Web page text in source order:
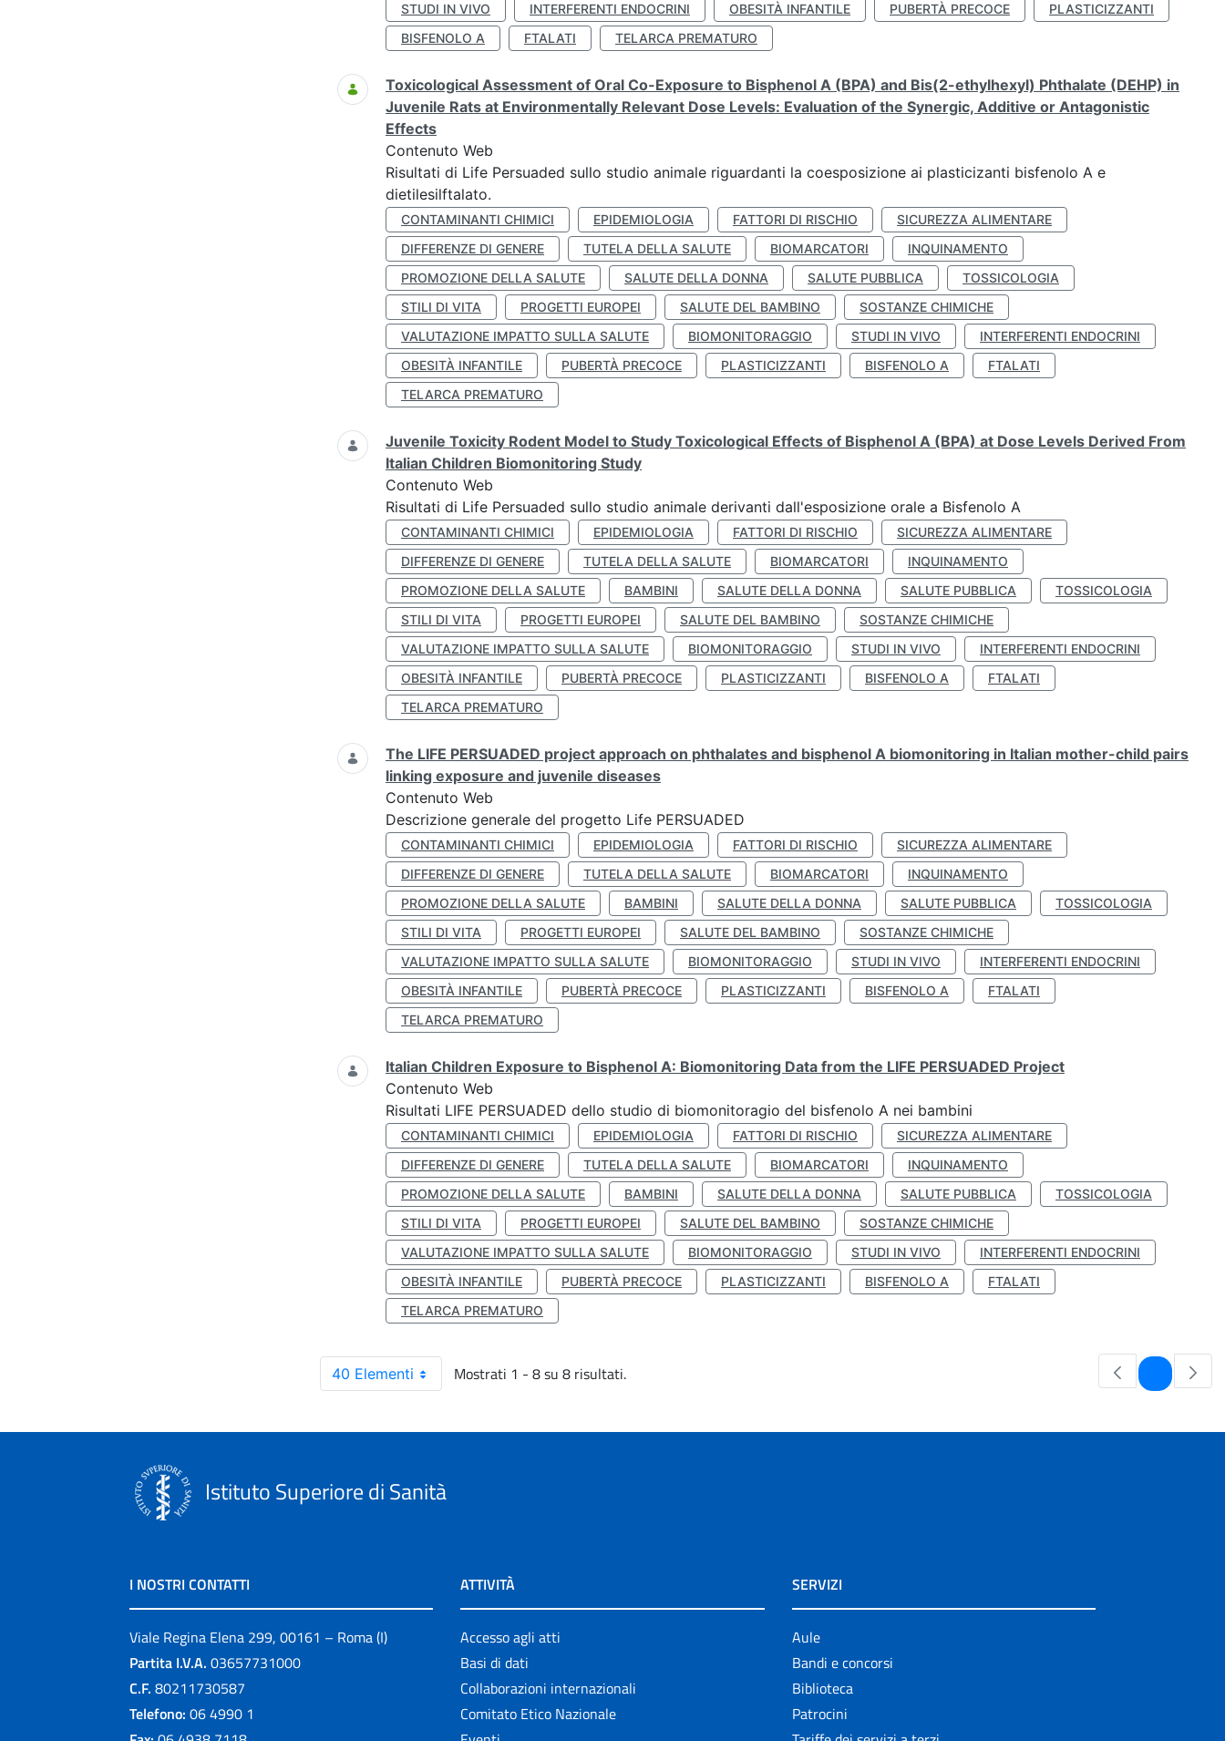
STUDI IN VIVO
INTERFERENTI ENDOCRINI OBESITÀ INFANTILE PUBERTÀ PRECOCE
PLASTICIZZANTI
BISFENOLO A
FTALATI TELARCA PREMATURO
Toxicological Assessment of Oral Co-Exposure to Bisphenol A (BPA) and Bis(2-ethylhexyl) Phthalate (DEHP) in
Juvenile Rats at Environmentally Relevant Dose Levels: Evaluation of the Synergic, Additive or Antagonistic
Effects
Contenuto Web
Risultati di Life Persuaded sullo studio animale riguardanti la coesposizione ai plasticizanti bisfenolo A e
dietilesilftalato.
CONTAMINANTI CHIMICI EPIDEMIOLOGIA FATTORI DI RISCHIO
SICUREZZA ALIMENTARE
DIFFERENZE DI GENERE
TUTELA DELLA SALUTE BIOMARCATORI
INQUINAMENTO
PROMOZIONE DELLA SALUTE
SALUTE DELLA DONNA SALUTE PUBBLICA
TOSSICOLOGIA
STILI DI VITA
PROGETTI EUROPEI SALUTE DEL BAMBINO
SOSTANZE CHIMICHE
VALUTAZIONE IMPATTO SULLA SALUTE
BIOMONITORAGGIO STUDI IN VIVO
INTERFERENTI ENDOCRINI
OBESITÀ INFANTILE
PUBERTÀ PRECOCE PLASTICIZZANTI BISFENOLO A
FTALATI
TELARCA PREMATURO
Juvenile Toxicity Rodent Model to Study Toxicological Effects of Bisphenol A (BPA) at Dose Levels Derived From
Italian Children Biomonitoring Study
Contenuto Web
Risultati di Life Persuaded sullo studio animale derivanti dall'esposizione orale a Bisfenolo A
CONTAMINANTI CHIMICI EPIDEMIOLOGIA FATTORI DI RISCHIO
SICUREZZA ALIMENTARE
DIFFERENZE DI GENERE
TUTELA DELLA SALUTE BIOMARCATORI
INQUINAMENTO
PROMOZIONE DELLA SALUTE
BAMBINI SALUTE DELLA DONNA SALUTE PUBBLICA
TOSSICOLOGIA
STILI DI VITA
PROGETTI EUROPEI SALUTE DEL BAMBINO
SOSTANZE CHIMICHE
VALUTAZIONE IMPATTO SULLA SALUTE
BIOMONITORAGGIO STUDI IN VIVO
INTERFERENTI ENDOCRINI
OBESITÀ INFANTILE
PUBERTÀ PRECOCE PLASTICIZZANTI BISFENOLO A
FTALATI
TELARCA PREMATURO
The LIFE PERSUADED project approach on phthalates and bisphenol A biomonitoring in Italian mother-child pairs
linking exposure and juvenile diseases
Contenuto Web
Descrizione generale del progetto Life PERSUADED
CONTAMINANTI CHIMICI EPIDEMIOLOGIA FATTORI DI RISCHIO
SICUREZZA ALIMENTARE
DIFFERENZE DI GENERE
TUTELA DELLA SALUTE BIOMARCATORI
INQUINAMENTO
PROMOZIONE DELLA SALUTE
BAMBINI SALUTE DELLA DONNA SALUTE PUBBLICA
TOSSICOLOGIA
STILI DI VITA
PROGETTI EUROPEI SALUTE DEL BAMBINO
SOSTANZE CHIMICHE
VALUTAZIONE IMPATTO SULLA SALUTE
BIOMONITORAGGIO STUDI IN VIVO
INTERFERENTI ENDOCRINI
OBESITÀ INFANTILE
PUBERTÀ PRECOCE PLASTICIZZANTI BISFENOLO A
FTALATI
TELARCA PREMATURO
Italian Children Exposure to Bisphenol A: Biomonitoring Data from the LIFE PERSUADED Project
Contenuto Web
Risultati LIFE PERSUADED dello studio di biomonitoragio del bisfenolo A nei bambini
CONTAMINANTI CHIMICI EPIDEMIOLOGIA FATTORI DI RISCHIO
SICUREZZA ALIMENTARE
DIFFERENZE DI GENERE
TUTELA DELLA SALUTE BIOMARCATORI
INQUINAMENTO
PROMOZIONE DELLA SALUTE
BAMBINI SALUTE DELLA DONNA SALUTE PUBBLICA
TOSSICOLOGIA
STILI DI VITA
PROGETTI EUROPEI SALUTE DEL BAMBINO
SOSTANZE CHIMICHE
VALUTAZIONE IMPATTO SULLA SALUTE
BIOMONITORAGGIO STUDI IN VIVO
INTERFERENTI ENDOCRINI
OBESITÀ INFANTILE
PUBERTÀ PRECOCE PLASTICIZZANTI BISFENOLO A
FTALATI
TELARCA PREMATURO
40 Elementi Mostrati 1 - 8 su 8 risultati. Pagina
Istituto Superiore di Sanità
I NOSTRI CONTATTI
Viale Regina Elena 299, 00161 – Roma (I)
Partita I.V.A. 03657731000
C.F. 80211730587
Telefono: 06 4990 1
ATTIVITÀ
Accesso agli atti
Basi di dati
Collaborazioni internazionali
Comitato Etico Nazionale
SERVIZI
Aule
Bandi e concorsi
Biblioteca
Patrocini